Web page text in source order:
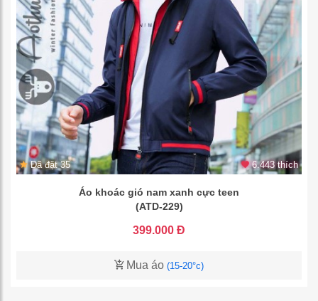
Đã đặt 35 6.443 thích
Áo khoác gió nam xanh cực teen
(ATD-229)
399.000 Đ
Mua áo (15-20°c)